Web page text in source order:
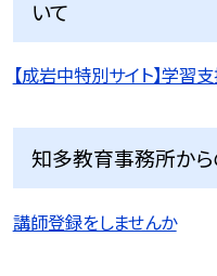
いて
【成岩中特別サイト】学習
知多教育事務所か
講師登録をしませんか